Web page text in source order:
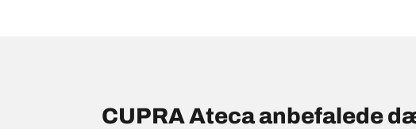
CUPRA Ateca anbefalede